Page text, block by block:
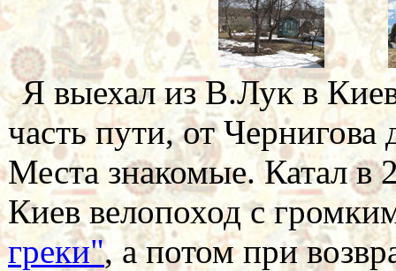
Я выехал из В.Лук в
часть пути, от
Места знакомые. Катал в
Киев велопоход с
греки", а потом при